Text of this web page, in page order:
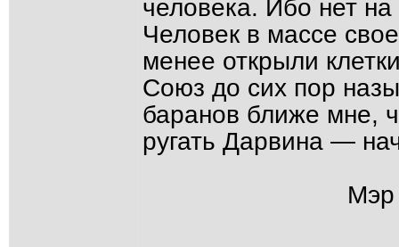
человека. Ибо нет
Человек в массе
менее открыли
Союз до сих пор
баранов ближе мне,
ругать Дарвина —